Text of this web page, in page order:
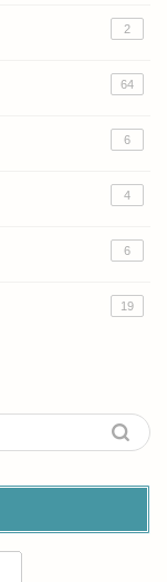
2
64
6
4
6
19